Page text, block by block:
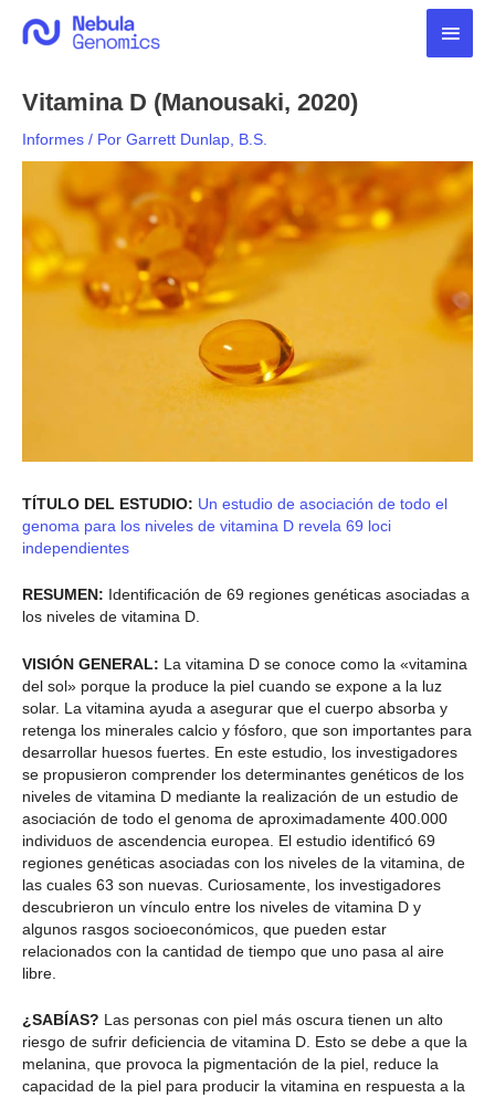
Vitamina D (Manousaki, 2020)
Informes / Por Garrett Dunlap, B.S.
TÍTULO DEL ESTUDIO: Un estudio de asociación de todo el
genoma para los niveles de vitamina D revela 69 loci
independientes
RESUMEN: Identificación de 69 regiones genéticas asociadas a
los niveles de vitamina D.
VISIÓN GENERAL: La vitamina D se conoce como la «vitamina
del sol» porque la produce la piel cuando se expone a la luz
solar. La vitamina ayuda a asegurar que el cuerpo absorba y
retenga los minerales calcio y fósforo, que son importantes para
desarrollar huesos fuertes. En este estudio, los investigadores
se propusieron comprender los determinantes genéticos de los
niveles de vitamina D mediante la realización de un estudio de
asociación de todo el genoma de aproximadamente 400.000
individuos de ascendencia europea. El estudio identificó 69
regiones genéticas asociadas con los niveles de la vitamina, de
las cuales 63 son nuevas. Curiosamente, los investigadores
descubrieron un vínculo entre los niveles de vitamina D y
algunos rasgos socioeconómicos, que pueden estar
relacionados con la cantidad de tiempo que uno pasa al aire
libre.
¿SABÍAS? Las personas con piel más oscura tienen un alto
riesgo de sufrir deficiencia de vitamina D. Esto se debe a que la
melanina, que provoca la pigmentación de la piel, reduce la
capacidad de la piel para producir la vitamina en respuesta a la